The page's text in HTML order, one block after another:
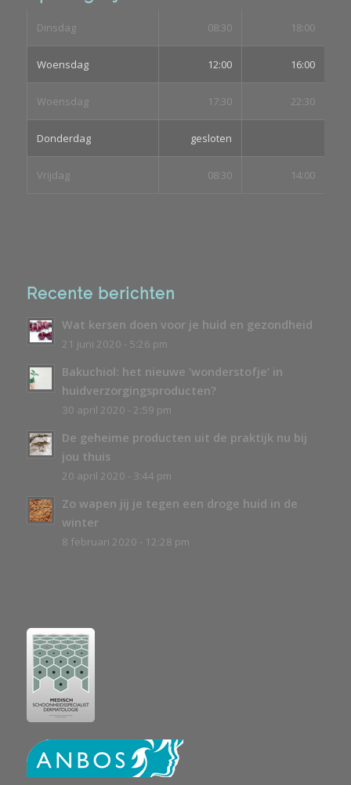
Dinsdag 08:30 18:00
Woensdag 12:00 16:00
Woensdag 17:30 22:30
Donderdag gesloten
Vrijdag 08:30 14:00
Recente berichten
Wat kersen doen voor je huid en gezondheid
21 juni 2020 - 5:26 pm
Bakuchiol: het nieuwe ‘wonderstofje’ in
huidverzorgingsproducten?
30 april 2020 - 2:59 pm
De geheime producten uit de praktijk nu bij
jou thuis
20 april 2020 - 3:44 pm
Zo wapen jij je tegen een droge huid in de
winter
8 februari 2020 - 12:28 pm